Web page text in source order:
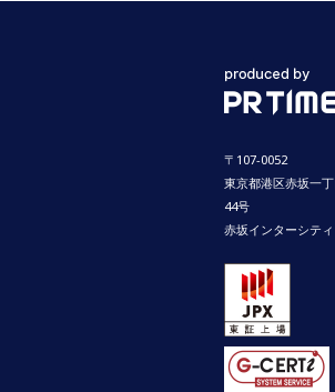
〒107-0052
東京都港区赤坂一
44号
赤坂インターシテ